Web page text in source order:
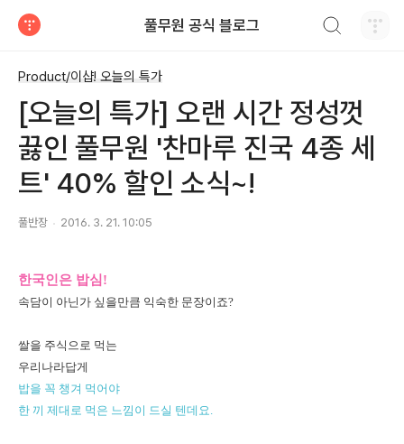
풀무원 공식 블로그
Product/이샵! 오늘의 특가
[오늘의 특가] 오랜 시간 정성껏
끓인 풀무원 '찬마루 진국 4종 세
트' 40% 할인 소식~!
풀반장 2016. 3. 21. 10:05
한국인은 밥심!
속담이 아닌가 싶을만큼 익숙한 문장이죠?
쌀을 주식으로 먹는
우리나라답게
밥을 꼭 챙겨 먹어야
한 끼 제대로 먹은 느낌이 드실 텐데요.